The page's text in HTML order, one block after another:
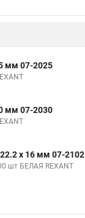
мм 07-2025
мм 07-2030
х 16 мм 07-2102
шт БЕЛАЯ REXANT